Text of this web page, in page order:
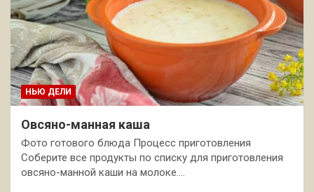
НЬЮ ДЕЛИ
Овсяно-манная каша
Фото готового блюда Процесс приготовления
Соберите все продукты по списку для приготовления
овсяно-манной каши на молоке.…